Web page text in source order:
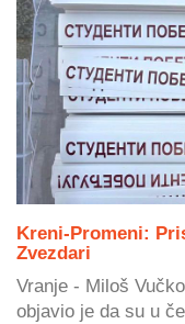
Kreni-Promeni:
Zvezdari
Vranje - Miloš
objavio je da su u